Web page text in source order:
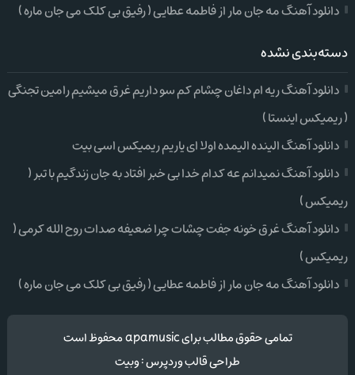
دانلود آهنگ مه جان مار از فاطمه عطایی ( رفیق بی کلک می جان ماره )
دسته‌بندی نشده
دانلود آهنگ ریه ام داغان چشام کم سو داریم غرق میشیم رامین تجنگی
( ریمیکس اینستا )
دانلود آهنگ الینده الیمده اولا ای یاریم ریمیکس اسی بیت
دانلود آهنگ نمیدانم عه کدام خدا بی خبر افتاد به جان زندگیم با تبر (
ریمیکس )
دانلود آهنگ غرق خونه جفت چشات چرا ضعیفه صدات روح الله کرمی (
ریمیکس )
دانلود آهنگ مه جان مار از فاطمه عطایی ( رفیق بی کلک می جان ماره )
تمامی حقوق مطالب برای apamusic محفوظ است
طراحی قالب وردپرس:وبیت